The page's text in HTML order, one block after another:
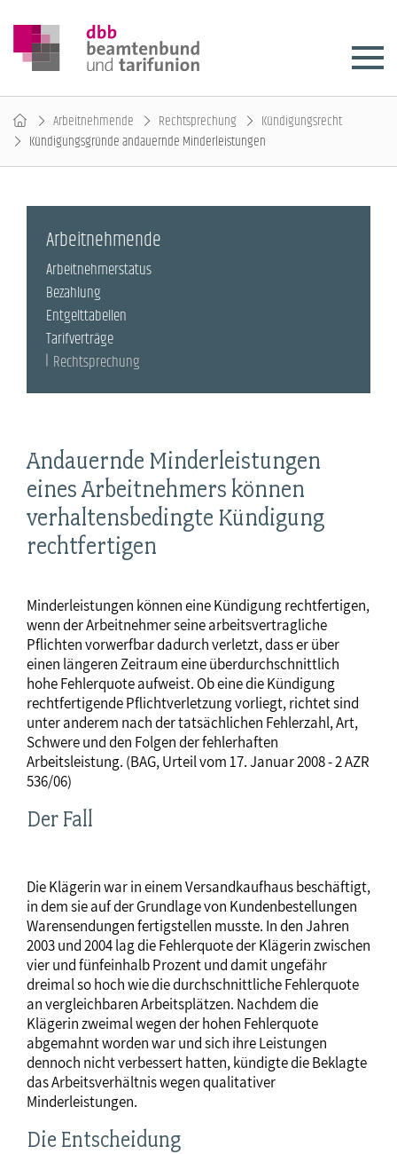
Arbeitnehmende Rechtsprechung
Kündigungsrecht
Kündigungsgründe andauernde Minderleistungen
Andauernde Minderleistungen
eines Arbeitnehmers können
verhaltensbedingte Kündigung
rechtfertigen
Minderleistungen können eine Kündigung rechtfertigen,
wenn der Arbeitnehmer seine arbeitsvertragliche
Pflichten vorwerfbar dadurch verletzt, dass er über
einen längeren Zeitraum eine überdurchschnittlich
hohe Fehlerquote aufweist. Ob eine die Kündigung
rechtfertigende Pflichtverletzung vorliegt, richtet sind
unter anderem nach der tatsächlichen Fehlerzahl, Art,
Schwere und den Folgen der fehlerhaften
Arbeitsleistung. (BAG, Urteil vom 17. Januar 2008 - 2 AZR
536/06)
Der Fall
Die Klägerin war in einem Versandkaufhaus beschäftigt,
in dem sie auf der Grundlage von Kundenbestellungen
Warensendungen fertigstellen musste. In den Jahren
2003 und 2004 lag die Fehlerquote der Klägerin zwischen
vier und fünfeinhalb Prozent und damit ungefähr
dreimal so hoch wie die durchschnittliche Fehlerquote
an vergleichbaren Arbeitsplätzen. Nachdem die
Klägerin zweimal wegen der hohen Fehlerquote
abgemahnt worden war und sich ihre Leistungen
dennoch nicht verbessert hatten, kündigte die Beklagte
das Arbeitsverhältnis wegen qualitativer
Minderleistungen.
Die Entscheidung
Arbeitnehmende
Arbeitnehmerstatus
Bezahlung
Entgelttabellen
Tarifverträge
Rechtsprechung